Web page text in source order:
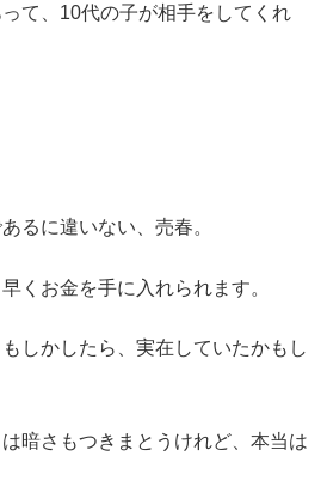
て、10代の子が相手をしてくれ
るに違いない、売春。
くお金を手に入れられます。
しかしたら、実在していたかもし
暗さもつきまとうけれど、本当は